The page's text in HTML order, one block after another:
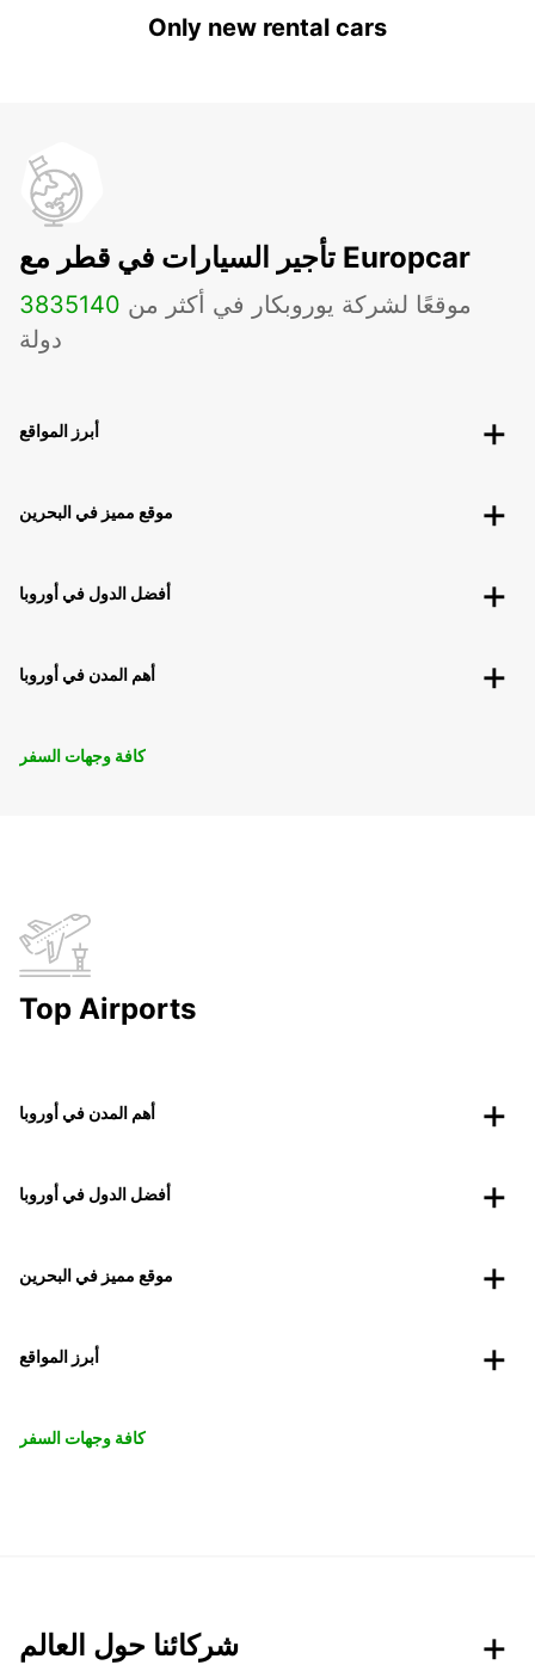
Only new rental cars
تأجير السيارات في قطر مع Europcar
3835 موقعًا لشركة يوروبكار في أكثر من 140
دولة
أبرز المواقع
موقع مميز في البحرين
أفضل الدول في أوروبا
أهم المدن في أوروبا
كافة وجهات السفر
Top Airports
أهم المدن في أوروبا
أفضل الدول في أوروبا
موقع مميز في البحرين
أبرز المواقع
كافة وجهات السفر
شركائنا حول العالم